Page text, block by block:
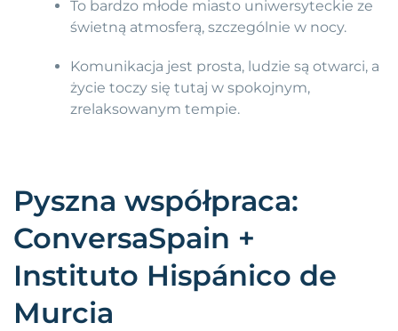
To bardzo młode miasto uniwersyteckie ze
świetną atmosferą, szczególnie w nocy.
Komunikacja jest prosta, ludzie są otwarci, a
życie toczy się tutaj w spokojnym,
zrelaksowanym tempie.
Pyszna współpraca:
ConversaSpain +
Instituto Hispánico de
Murcia